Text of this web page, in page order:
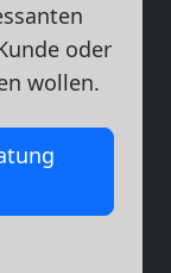
oder
wollen.